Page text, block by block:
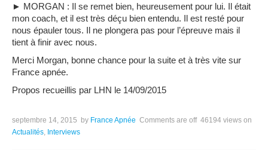
► MORGAN : Il se remet bien, heureusement pour lui. Il était
mon coach, et il est très déçu bien entendu. Il est resté pour
nous épauler tous. Il ne plongera pas pour l’épreuve mais il
tient à finir avec nous.
Merci Morgan, bonne chance pour la suite et à très vite sur
France apnée.
Propos recueillis par LHN le 14/09/2015
septembre 14, 2015 by France Apnée Comments are off 46194 views on
Actualités, Interviews